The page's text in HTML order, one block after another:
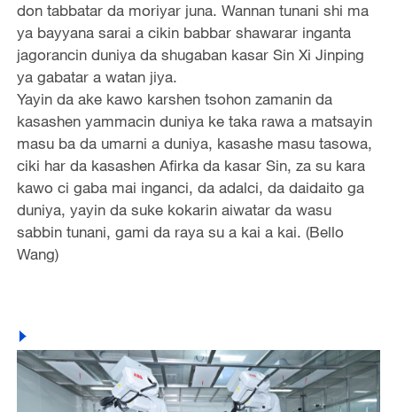
don tabbatar da moriyar juna. Wannan tunani shi ma
ya bayyana sarai a cikin babbar shawarar inganta
jagorancin duniya da shugaban kasar Sin Xi Jinping
ya gabatar a watan jiya.
Yayin da ake kawo karshen tsohon zamanin da
kasashen yammacin duniya ke taka rawa a matsayin
masu ba da umarni a duniya, kasashe masu tasowa,
ciki har da kasashen Afirka da kasar Sin, za su kara
kawo ci gaba mai inganci, da adalci, da daidaito ga
duniya, yayin da suke kokarin aiwatar da wasu
sabbin tunani, gami da raya su a kai a kai. (Bello
Wang)